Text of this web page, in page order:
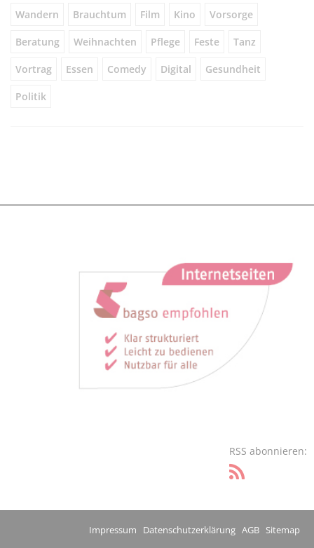
Wandern Brauchtum Film Kino Vorsorge
Beratung Weihnachten Pflege Feste Tanz
Vortrag Essen Comedy Digital Gesundheit
Politik
RSS abonnieren:
Impressum Datenschutzerklärung AGB Sitemap